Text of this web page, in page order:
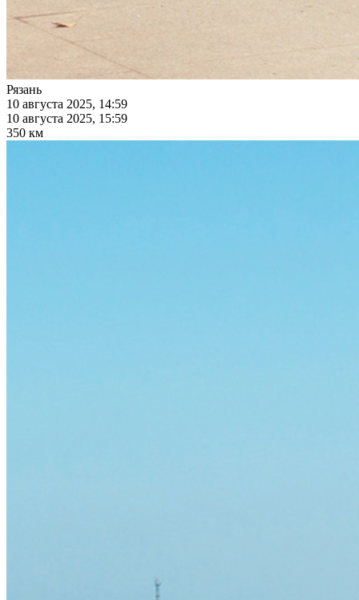
Рязань
10 августа 2025, 14:59
10 августа 2025, 15:59
350 км